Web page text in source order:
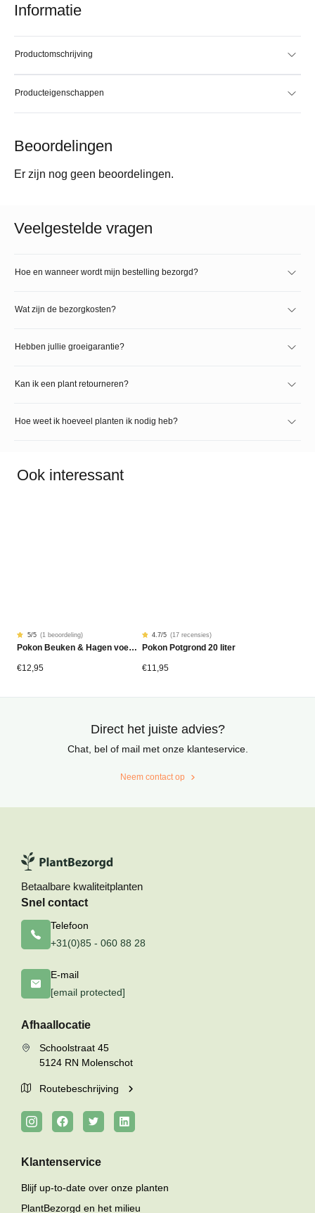
Informatie
Productomschrijving
Producteigenschappen
Beoordelingen
Er zijn nog geen beoordelingen.
Veelgestelde vragen
Hoe en wanneer wordt mijn bestelling bezorgd?
Wat zijn de bezorgkosten?
Hebben jullie groeigarantie?
Kan ik een plant retourneren?
Hoe weet ik hoeveel planten ik nodig heb?
Ook interessant
Gewaardeerd
5.00
gebaseerd
op
1
5/5 (1 beoordeling)
Pokon Beuken & Hagen voeding 2,5kg (Organisch)
€12,95
Gewaardeerd
4.68
gebaseerd
op
17
4.7/5 (17 recensies)
Pokon Potgrond 20 liter
€11,95
Direct het juiste advies?
Chat, bel of mail met onze klanteservice.
Neem contact op
Betaalbare kwaliteitplanten
Snel contact
Telefoon
+31(0)85 - 060 88 28
E-mail
[email protected]
Afhaallocatie
Schoolstraat 45
5124 RN Molenschot
Routebeschrijving
Klantenservice
Blijf up-to-date over onze planten
PlantBezorgd en het milieu